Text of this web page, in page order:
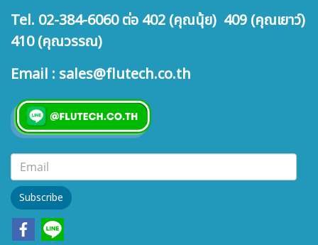
Tel. 02-384-6060 ต่อ 402 (คุณนุ้ย) 409 (คุณเยาว์)
410 (คุณวรรณ)
Email : sales@flutech.co.th
Subscribe